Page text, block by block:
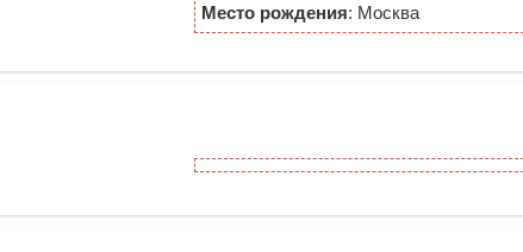
Место рождения: Москва